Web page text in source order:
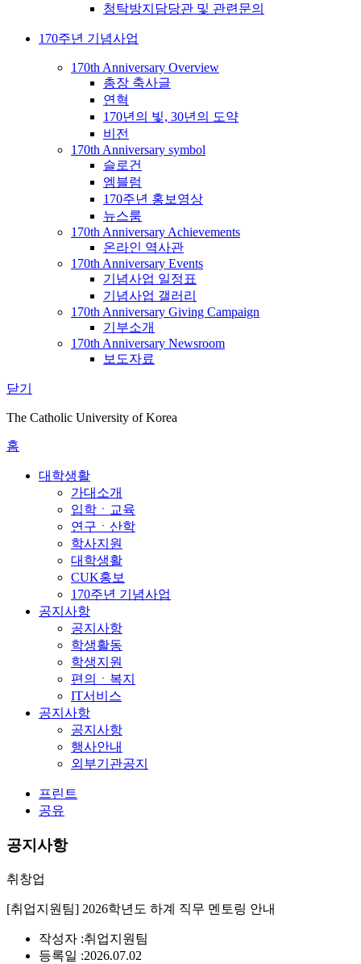
청탁방지담당관 및 관련문의
170주년 기념사업
170th Anniversary Overview
총장 축사글
연혁
170년의 빛, 30년의 도약
비전
170th Anniversary symbol
슬로건
엠블럼
170주년 홍보영상
뉴스룸
170th Anniversary Achievements
온라인 역사관
170th Anniversary Events
기념사업 일정표
기념사업 갤러리
170th Anniversary Giving Campaign
기부소개
170th Anniversary Newsroom
보도자료
닫기
The Catholic University of Korea
홈
대학생활
가대소개
입학ㆍ교육
연구ㆍ산학
학사지원
대학생활
CUK홍보
170주년 기념사업
공지사항
공지사항
학생활동
학생지원
편의ㆍ복지
IT서비스
공지사항
공지사항
행사안내
외부기관공지
프린트
공유
공지사항
취창업
[취업지원팀] 2026학년도 하계 직무 멘토링 안내
작성자 :취업지원팀
등록일 :2026.07.02